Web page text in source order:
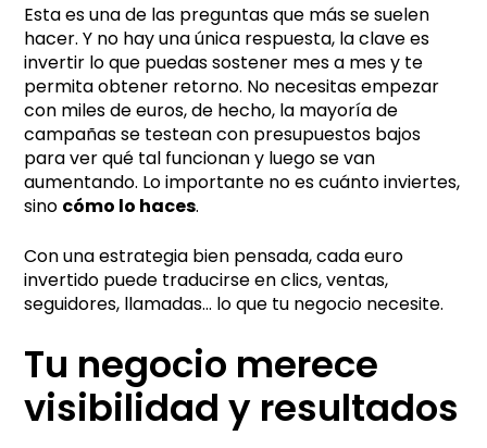
Esta es una de las preguntas que más se suelen
hacer. Y no hay una única respuesta, la clave es
invertir lo que puedas sostener mes a mes y te
permita obtener retorno. No necesitas empezar
con miles de euros, de hecho, la mayoría de
campañas se testean con presupuestos bajos
para ver qué tal funcionan y luego se van
aumentando. Lo importante no es cuánto inviertes,
sino cómo lo haces.
Con una estrategia bien pensada, cada euro
invertido puede traducirse en clics, ventas,
seguidores, llamadas… lo que tu negocio necesite.
Tu negocio merece
visibilidad y resultados